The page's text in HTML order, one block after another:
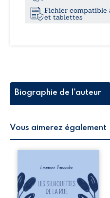
MéditerranéeFichier compatible
et tablettes
Biographie de l'auteur
Vous aimerez également
la rue donne la
parole à six
personnages
ordinaires,